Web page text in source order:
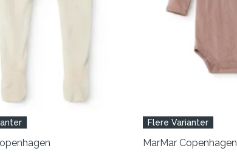
Flere Varianter
MarMar Copenhagen